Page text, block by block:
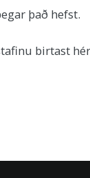
það hefst.
birtast